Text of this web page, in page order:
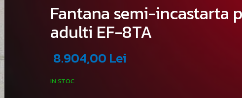
Fantana semi-incastarta
adulti EF-8TA
8.904,00 Lei
IN STOC